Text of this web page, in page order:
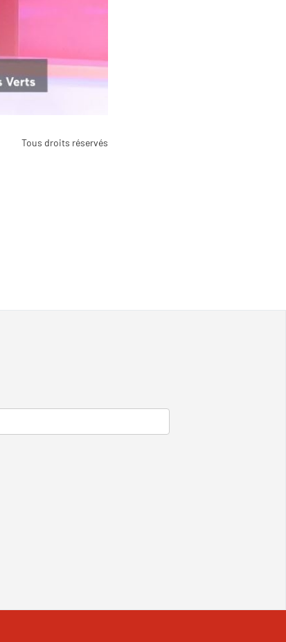
Tous droits réservés